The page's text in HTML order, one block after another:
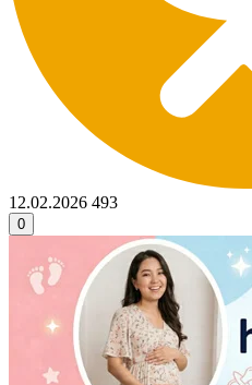
12.02.2026 493
0